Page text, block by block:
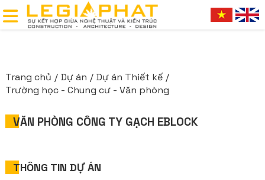
Trang chủ Dự án
Dự án Thiết kế
Trường học - Chung cư - Văn phòng
VĂN PHÒNG CÔNG TY GẠCH EBLOCK
THÔNG TIN DỰ ÁN